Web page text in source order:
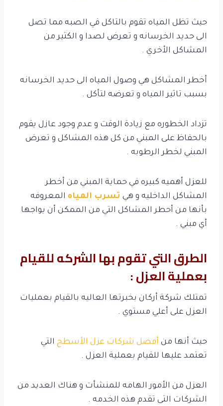
حيث تظل المياه تقوم بالتاكل في الصبه مما تصل
الى حديد الخرسانه و تعرض لصدا و الكثير من
المشاكل الأخري .
أخطر المشاكل هي وصول المياه الى حديد الخرسانه
بسبب تاثير المياه و تعرضه لتأكل .
تزداد الخطوره مع زيادة الوقت و عدم وجود عازل يقوم
بالحفاظ على المبني من كل هذه المشاكل و تعرض
المبني لخطر الرطوبه .
للعزل أهميه كبيره في حماية المبني من أخطر
المشاكل الداخليه و هي تسرب المياه المعروفه
بأنها من أحطر المشاكل التي من الممكن أن يواجها
أي مبني .
الطرق التي تقوم بها الشركه للقيام
بعملية العزل :
تمتلك شركة أركان بخبرتها العاليه بالقيام بعمليات
العزل على أعلي مستوي .
حيث أنها من أفضل شركات عزل الأسطح التي
تعتمد عليها للقيام بعملية العزل .
العزل من الأمور الهامه للمنشأت و هناك العديد من
الشركات التى تقدم هذه الخدمه .